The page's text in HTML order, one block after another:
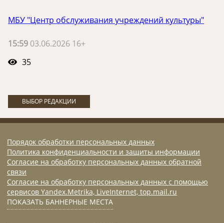
МБУ "Центр обслуживания учреждений культуры"
15:59 03.06.2026 16+
35
ВЫБОР РЕДАКЦИИ
Порядок обработки персональных данных
Политика конфиденциальности и защиты информации
Согласие на обработку персональных данных обратной
связи
Согласие на обработку персональных данных с помощью
сервисов Yandex.Metrika, LiveInternet, top.mail.ru
ПОКАЗАТЬ БАННЕРНЫЕ МЕСТА